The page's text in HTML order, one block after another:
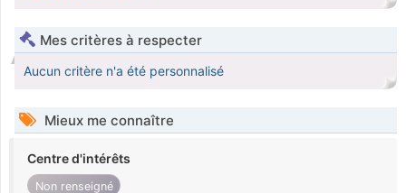
Mes critères à respecter
Aucun critère n'a été personnalisé
Mieux me connaître
Centre d'intérêts
Non renseigné